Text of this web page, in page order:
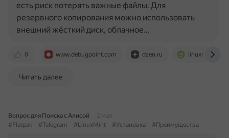
0 www.debugpoint.com dzen.ru linuxmint-
есть риск потерять важные файлы. Для
резервного копирования можно использовать
внешний жёсткий диск, облачное…
Читать далее
Вопрос для Поиска с Алисой
2 мая
#Flatpak
#Telegram #LinuxMint #Установка #Преимущества